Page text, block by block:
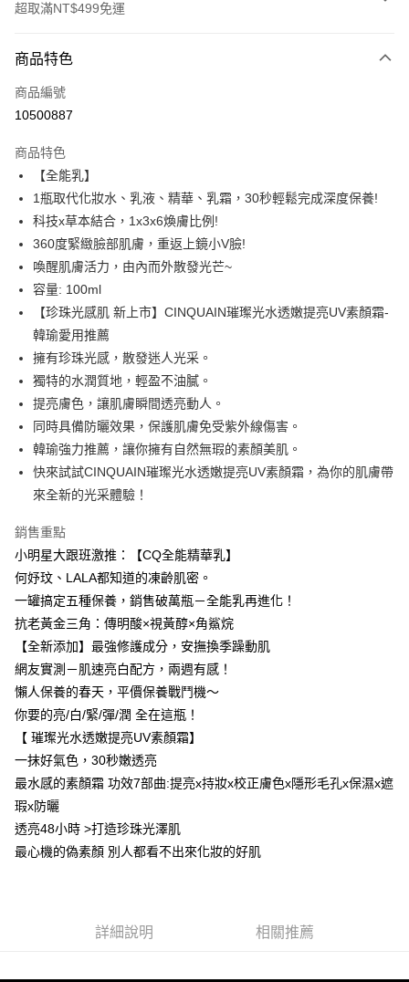
超取滿NT$499免運
信用卡一次付款
超商取貨付款
Apple Pay
街口支付
悠遊付
ATM付款
運送方式
每筆NT$85，滿NT$499(含以上)免運費
付款後全家取貨
每筆NT$85，滿NT$499(含以上)免運費
7-11取貨付款
每筆NT$85，滿NT$499(含以上)免運費
每筆NT$85，滿NT$499(含以上)免運費
宅配
每筆NT$85，滿NT$499(含以上)免運費
國家/地區配送
商品特色
商品編號
10500887
商品特色
【全能乳】
1瓶取代化妝水、乳液、精華、乳霜，30秒輕鬆完成深度保養!
科技x草本結合，1x3x6煥膚比例!
360度緊緻臉部肌膚，重返上鏡小V臉!
喚醒肌膚活力，由內而外散發光芒~
容量: 100ml
【珍珠光感肌 新上市】CINQUAIN璀璨光水透嫩提亮UV素顏霜-
韓瑜愛用推薦
擁有珍珠光感，散發迷人光采。
獨特的水潤質地，輕盈不油膩。
提亮膚色，讓肌膚瞬間透亮動人。
同時具備防曬效果，保護肌膚免受紫外線傷害。
韓瑜強力推薦，讓你擁有自然無瑕的素顏美肌。
快來試試CINQUAIN璀璨光水透嫩提亮UV素顏霜，為你的肌膚帶
來全新的光采體驗！
銷售重點
小明星大跟班激推：【CQ全能精華乳】
何妤玟、LALA都知道的凍齡肌密。
一罐搞定五種保養，銷售破萬瓶－全能乳再進化！
抗老黃金三角：傳明酸×視黃醇×角鯊烷
【全新添加】最強修護成分，安撫換季躁動肌
網友實測－肌速亮白配方，兩週有感！
懶人保養的春天，平價保養戰鬥機～
你要的亮/白/緊/彈/潤 全在這瓶！
【 璀璨光水透嫩提亮UV素顏霜】
一抹好氣色，30秒嫩透亮
最水感的素顏霜 功效7部曲:提亮x持妝x校正膚色x隱形毛孔x保濕x遮
瑕x防曬
透亮48小時 >打造珍珠光澤肌
最心機的偽素顏 別人都看不出來化妝的好肌
詳細說明 相關推薦